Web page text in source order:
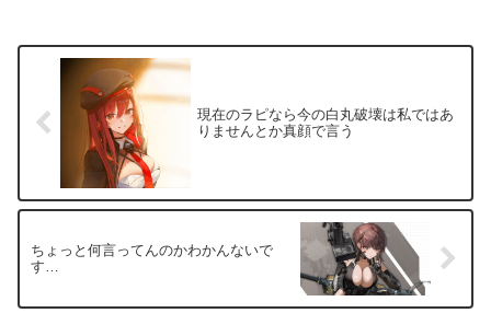
現在のラピなら今の白丸破壊は私ではあ
りませんとか真顔で言う
ちょっと何言ってんのかわかんないで
す…